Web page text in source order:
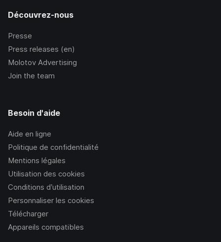
Découvrez-nous
Presse
Press releases (en)
Molotov Advertising
Join the team
Besoin d'aide
Aide en ligne
Politique de confidentialité
Mentions légales
Utilisation des cookies
Conditions d’utilisation
Personnaliser les cookies
Télécharger
Appareils compatibles